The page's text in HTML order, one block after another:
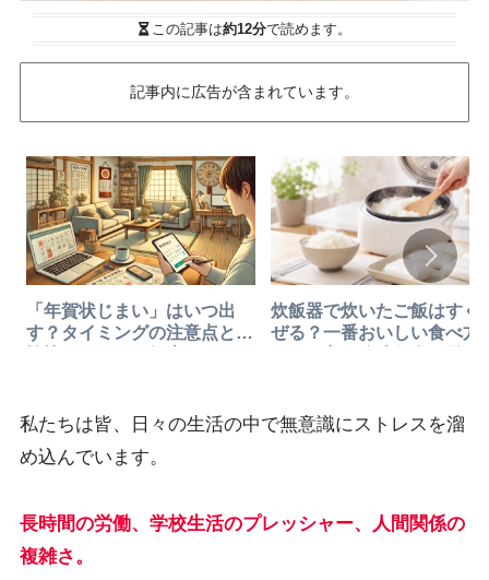
この記事は約12分で読めます。
記事内に広告が含まれています。
「年賀状じまい」はいつ出
す？タイミングの注意点と不
炊飯器で炊いたご飯はすぐ
ぜる？一番おいしい食べ方
私たちは皆、日々の生活の中で無意識にストレスを溜
め込んでいます。
長時間の労働、学校生活のプレッシャー、人間関係の
複雑さ。